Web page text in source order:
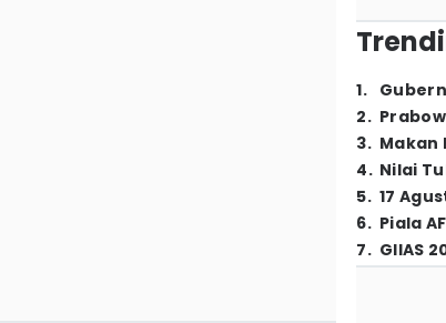
1.
2.
3. Makan
4. Nilai
5. 17
6. Piala
7. GIIAS